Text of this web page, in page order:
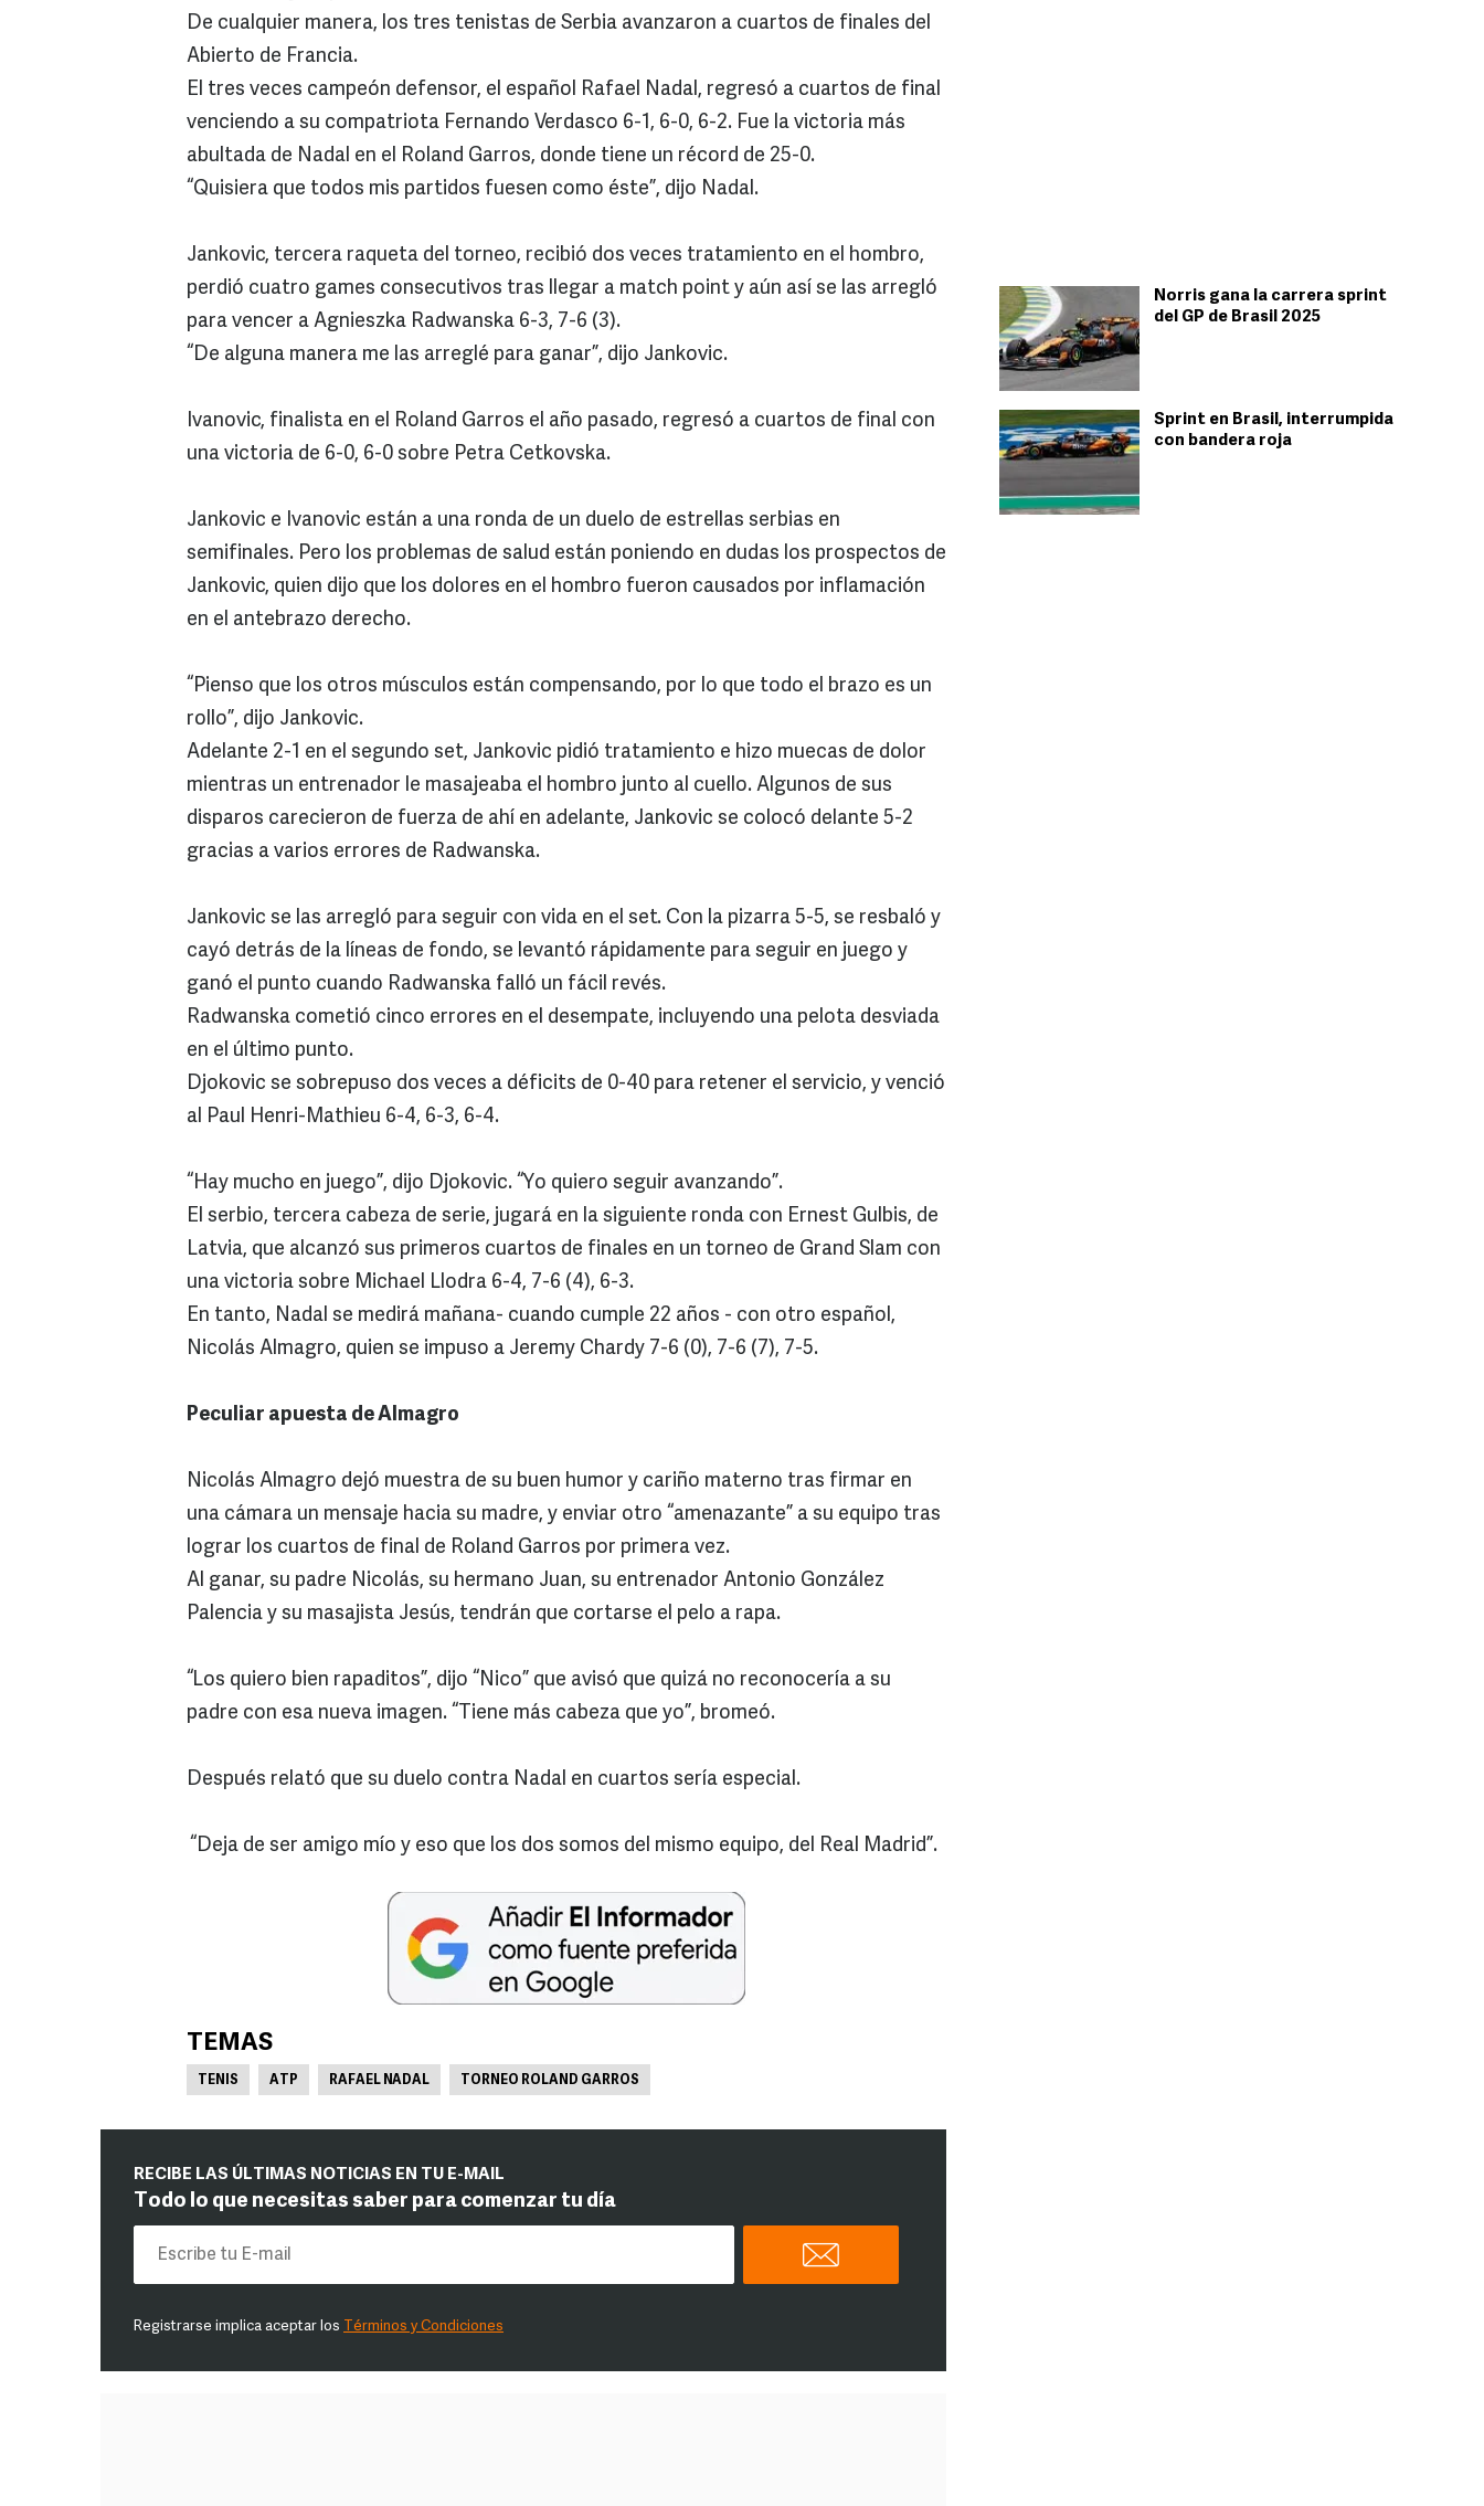
Norris gana la carrera sprint
del GP de Brasil 2025
Sprint en Brasil, interrumpida
con bandera roja
De cualquier manera, los tres tenistas de Serbia avanzaron a cuartos de finales del
Abierto de Francia.
El tres veces campeón defensor, el español Rafael Nadal, regresó a cuartos de final
venciendo a su compatriota Fernando Verdasco 6-1, 6-0, 6-2. Fue la victoria más
abultada de Nadal en el Roland Garros, donde tiene un récord de 25-0.
“Quisiera que todos mis partidos fuesen como éste”, dijo Nadal.
Jankovic, tercera raqueta del torneo, recibió dos veces tratamiento en el hombro,
perdió cuatro games consecutivos tras llegar a match point y aún así se las arregló
para vencer a Agnieszka Radwanska 6-3, 7-6 (3).
“De alguna manera me las arreglé para ganar”, dijo Jankovic.
Ivanovic, finalista en el Roland Garros el año pasado, regresó a cuartos de final con
una victoria de 6-0, 6-0 sobre Petra Cetkovska.
Jankovic e Ivanovic están a una ronda de un duelo de estrellas serbias en
semifinales. Pero los problemas de salud están poniendo en dudas los prospectos de
Jankovic, quien dijo que los dolores en el hombro fueron causados por inflamación
en el antebrazo derecho.
“Pienso que los otros músculos están compensando, por lo que todo el brazo es un
rollo”, dijo Jankovic.
Adelante 2-1 en el segundo set, Jankovic pidió tratamiento e hizo muecas de dolor
mientras un entrenador le masajeaba el hombro junto al cuello. Algunos de sus
disparos carecieron de fuerza de ahí en adelante, Jankovic se colocó delante 5-2
gracias a varios errores de Radwanska.
Jankovic se las arregló para seguir con vida en el set. Con la pizarra 5-5, se resbaló y
cayó detrás de la líneas de fondo, se levantó rápidamente para seguir en juego y
ganó el punto cuando Radwanska falló un fácil revés.
Radwanska cometió cinco errores en el desempate, incluyendo una pelota desviada
en el último punto.
Djokovic se sobrepuso dos veces a déficits de 0-40 para retener el servicio, y venció
al Paul Henri-Mathieu 6-4, 6-3, 6-4.
“Hay mucho en juego”, dijo Djokovic. “Yo quiero seguir avanzando”.
El serbio, tercera cabeza de serie, jugará en la siguiente ronda con Ernest Gulbis, de
Latvia, que alcanzó sus primeros cuartos de finales en un torneo de Grand Slam con
una victoria sobre Michael Llodra 6-4, 7-6 (4), 6-3.
En tanto, Nadal se medirá mañana- cuando cumple 22 años - con otro español,
Nicolás Almagro, quien se impuso a Jeremy Chardy 7-6 (0), 7-6 (7), 7-5.
Peculiar apuesta de Almagro
Nicolás Almagro dejó muestra de su buen humor y cariño materno tras firmar en
una cámara un mensaje hacia su madre, y enviar otro “amenazante” a su equipo tras
lograr los cuartos de final de Roland Garros por primera vez.
Al ganar, su padre Nicolás, su hermano Juan, su entrenador Antonio González
Palencia y su masajista Jesús, tendrán que cortarse el pelo a rapa.
“Los quiero bien rapaditos”, dijo “Nico” que avisó que quizá no reconocería a su
padre con esa nueva imagen. “Tiene más cabeza que yo”, bromeó.
Después relató que su duelo contra Nadal en cuartos sería especial.
“Deja de ser amigo mío y eso que los dos somos del mismo equipo, del Real Madrid”.
TEMAS
TENIS ATP RAFAEL NADAL TORNEO ROLAND GARROS
RECIBE LAS ÚLTIMAS NOTICIAS EN TU E-MAIL
Todo lo que necesitas saber para comenzar tu día
Registrarse implica aceptar los Términos y Condiciones